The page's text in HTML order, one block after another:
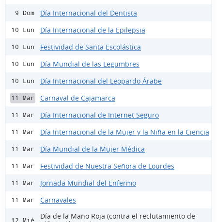
9 Dom Día Internacional del Dentista
10 Lun Día Internacional de la Epilepsia
10 Lun Festividad de Santa Escolástica
10 Lun Día Mundial de las Legumbres
10 Lun Día Internacional del Leopardo Árabe
11 Mar Carnaval de Cajamarca
11 Mar Día Internacional de Internet Seguro
11 Mar Día Internacional de la Mujer y la Niña en la Ciencia
11 Mar Día Mundial de la Mujer Médica
11 Mar Festividad de Nuestra Señora de Lourdes
11 Mar Jornada Mundial del Enfermo
11 Mar Carnavales
12 Mié
Día de la Mano Roja (contra el reclutamiento de